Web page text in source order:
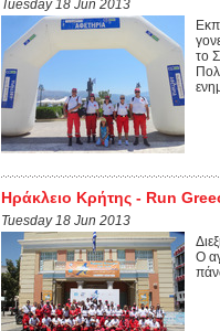
Tuesday 18 Jun 2013
το
Ηράκλειο Κρήτης - Run
Tuesday 18 Jun 2013
Ο